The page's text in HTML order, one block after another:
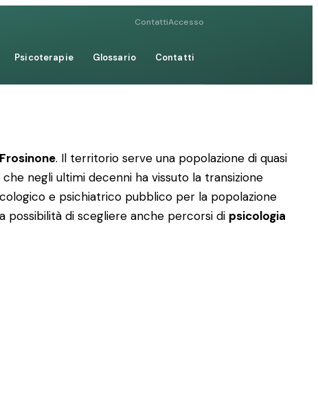
ContattiAccesso
Psicoterapie Glossario Contatti
. Il territorio serve una popolazione di quasi
negli ultimi decenni ha vissuto la transizione
e psichiatrico pubblico per la popolazione
possibilità di scegliere anche percorsi di psicologia